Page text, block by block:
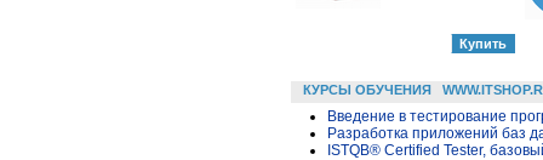
КУРСЫ ОБУЧЕНИЯ
Введение в тестирование
Разработка приложений баз
ISTQB® Certified Tester,